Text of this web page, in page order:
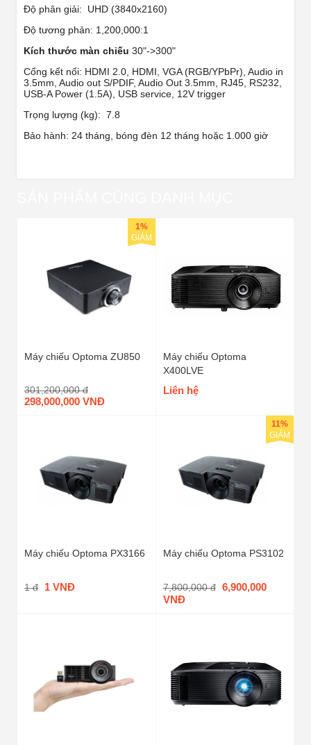
Độ phân giải: UHD (3840x2160)
Độ tương phản: 1,200,000:1
Kích thước màn chiếu 30"->300"
Cổng kết nối: HDMI 2.0, HDMI, VGA (RGB/YPbPr), Audio in
3.5mm, Audio out S/PDIF, Audio Out 3.5mm, RJ45, RS232,
USB-A Power (1.5A), USB service, 12V trigger
Trọng lượng (kg): 7.8
Bảo hành: 24 tháng, bóng đèn 12 tháng hoặc 1.000 giờ
Máy chiếu Optoma ZU850
301,200,000 đ
298,000,000 VNĐ
1%
GIẢM
Máy chiếu Optoma
X400LVE
Liên hệ
Máy chiếu Optoma PX3166
1 đ 1 VNĐ
Máy chiếu Optoma PS3102
7,800,000 đ 6,900,000
VNĐ
11%
GIẢM